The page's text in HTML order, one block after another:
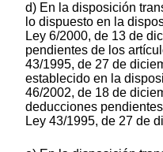
d) En la disposición
lo dispuesto en la
Ley 6/2000, de 13 de
pendientes de los
43/1995, de 27 de
establecido en la
46/2002, de 18 de
deducciones
Ley 43/1995, de 27 de